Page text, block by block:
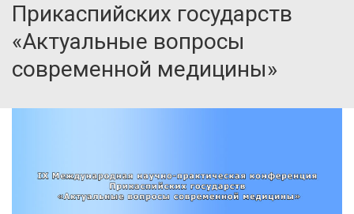
Прикаспийских государств
«Актуальные вопросы
современной медицины»